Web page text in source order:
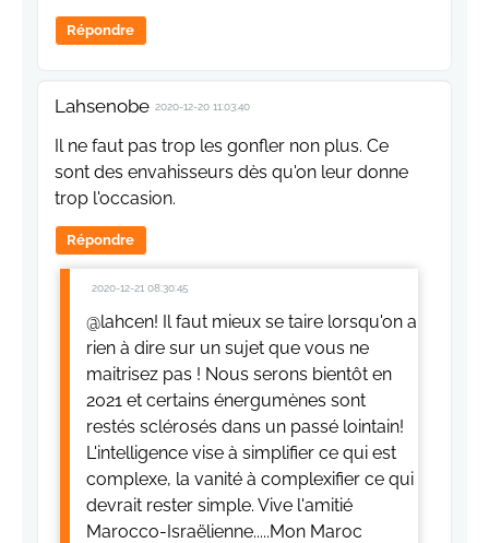
Répondre
Lahsenobe 2020-12-20 11:03:40
Il ne faut pas trop les gonfler non plus. Ce
sont des envahisseurs dès qu'on leur donne
trop l'occasion.
Répondre
2020-12-21 08:30:45
@lahcen! Il faut mieux se taire lorsqu'on a
rien à dire sur un sujet que vous ne
maitrisez pas ! Nous serons bientôt en
2021 et certains énergumènes sont
restés sclérosés dans un passé lointain!
L'intelligence vise à simplifier ce qui est
complexe, la vanité à complexifier ce qui
devrait rester simple. Vive l'amitié
Marocco-Israëlienne.....Mon Maroc